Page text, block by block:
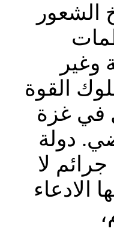
الشعور
وغير
القوة
في غزة
دولة
لا
الادعاء